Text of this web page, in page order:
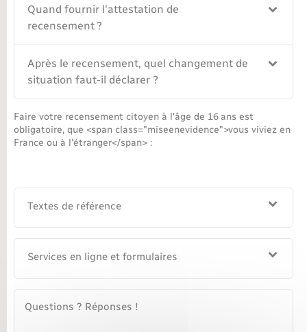
Quand fournir l'attestation de
recensement ?
Après le recensement, quel changement de
situation faut-il déclarer ?
Faire votre recensement citoyen à l'âge de 16 ans est
obligatoire, que <span class="miseenevidence">vous viviez en
France ou à l'étranger</span> :
Textes de référence
Services en ligne et formulaires
Questions ? Réponses !